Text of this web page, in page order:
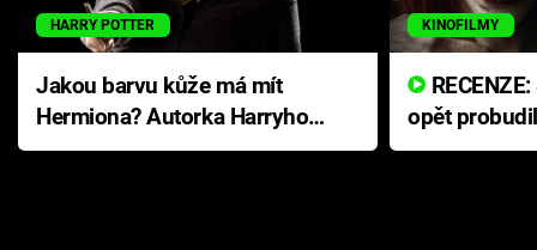
HARRY POTTER
Jakou barvu kůže má mít
Hermiona? Autorka Harryho
Pottera přišla s ráznou
KINOFILMY
opět
přichází s